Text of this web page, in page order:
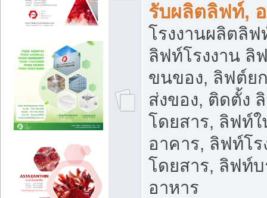
รับผลิตลิฟท์,
โรงงานผลิตลิ
ลิฟท์โรงงาน ลิ
ขนของ, ลิฟต์ย
ส่งของ, ติดตั้ง
โดยสาร, ลิฟท์
อาคาร, ลิฟท์โ
โดยสาร, ลิฟท์
อาหาร